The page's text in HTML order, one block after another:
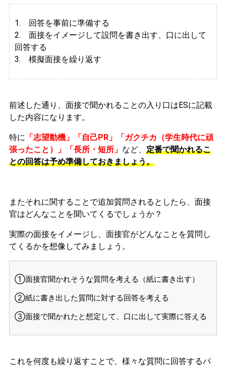
1. 回答を事前に準備する
2. 面接をイメージして設問を書き出す、口に出して
回答する
3. 模擬面接を繰り返す
前述した通り、面接で聞かれることの入り口はESに記載
した内容になります。
特に 「志望動機」「自己PR」「ガクチカ（学生時代に頑
張ったこと）」「長所・短所」 など、 定番で聞かれるこ
との回答は予め準備しておきましょう。
またそれに関することで追加質問されるとしたら、面接
官はどんなことを聞いてくるでしょうか？
実際の面接をイメージし、面接官がどんなことを質問し
てくるかを想像してみましょう。
①面接官聞かれそうな質問を考える（紙に書き出す）
②紙に書き出した質問に対する回答を考える
③面接で聞かれたと想定して、口に出して実際に答える
これを何度も繰り返すことで、様々な質問に回答するパ